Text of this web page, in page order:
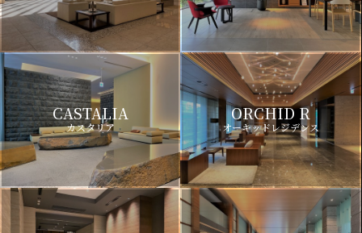
CASTALIA
カスタリア
ORCHID R
オーキッドレジデンス